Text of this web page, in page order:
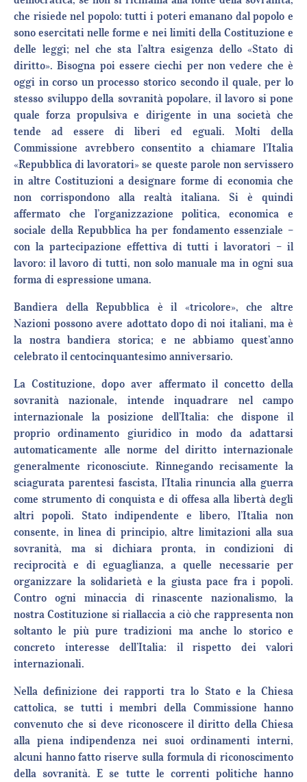
che risiede nel popolo: tutti i poteri emanano dal popolo e
sono esercitati nelle forme e nei limiti della Costituzione e
delle leggi; nel che sta l’altra esigenza dello «Stato di
diritto». Bisogna poi essere ciechi per non vedere che è
oggi in corso un processo storico secondo il quale, per lo
stesso sviluppo della sovranità popolare, il lavoro si pone
quale forza propulsiva e dirigente in una società che
tende ad essere di liberi ed eguali. Molti della
Commissione avrebbero consentito a chiamare l’Italia
«Repubblica di lavoratori» se queste parole non servissero
in altre Costituzioni a designare forme di economia che
non corrispondono alla realtà italiana. Si è quindi
affermato che l’organizzazione politica, economica e
sociale della Repubblica ha per fondamento essenziale –
con la partecipazione effettiva di tutti i lavoratori – il
lavoro: il lavoro di tutti, non solo manuale ma in ogni sua
forma di espressione umana.
Bandiera della Repubblica è il «tricolore», che altre
Nazioni possono avere adottato dopo di noi italiani, ma è
la nostra bandiera storica; e ne abbiamo quest’anno
celebrato il centocinquantesimo anniversario.
La Costituzione, dopo aver affermato il concetto della
sovranità nazionale, intende inquadrare nel campo
internazionale la posizione dell’Italia: che dispone il
proprio ordinamento giuridico in modo da adattarsi
automaticamente alle norme del diritto internazionale
generalmente riconosciute. Rinnegando recisamente la
sciagurata parentesi fascista, l’Italia rinuncia alla guerra
come strumento di conquista e di offesa alla libertà degli
altri popoli. Stato indipendente e libero, l’Italia non
consente, in linea di principio, altre limitazioni alla sua
sovranità, ma si dichiara pronta, in condizioni di
reciprocità e di eguaglianza, a quelle necessarie per
organizzare la solidarietà e la giusta pace fra i popoli.
Contro ogni minaccia di rinascente nazionalismo, la
nostra Costituzione si riallaccia a ciò che rappresenta non
soltanto le più pure tradizioni ma anche lo storico e
concreto interesse dell’Italia: il rispetto dei valori
internazionali.
Nella definizione dei rapporti tra lo Stato e la Chiesa
cattolica, se tutti i membri della Commissione hanno
convenuto che si deve riconoscere il diritto della Chiesa
alla piena indipendenza nei suoi ordinamenti interni,
alcuni hanno fatto riserve sulla formula di riconoscimento
della sovranità. E se tutte le correnti politiche hanno